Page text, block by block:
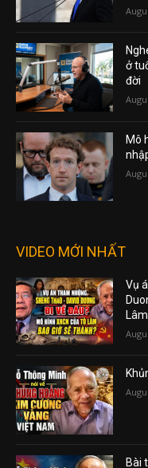
ở
đời
Mô
VIDEO MỚI NHẤT
Vụ
Bài